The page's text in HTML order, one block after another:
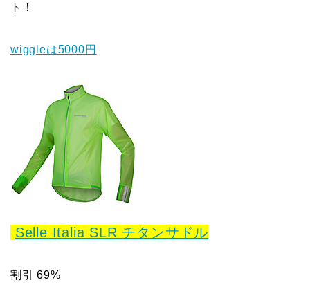
ト！
wiggleは5000円
Selle Italia SLR チタンサドル
割引 69%